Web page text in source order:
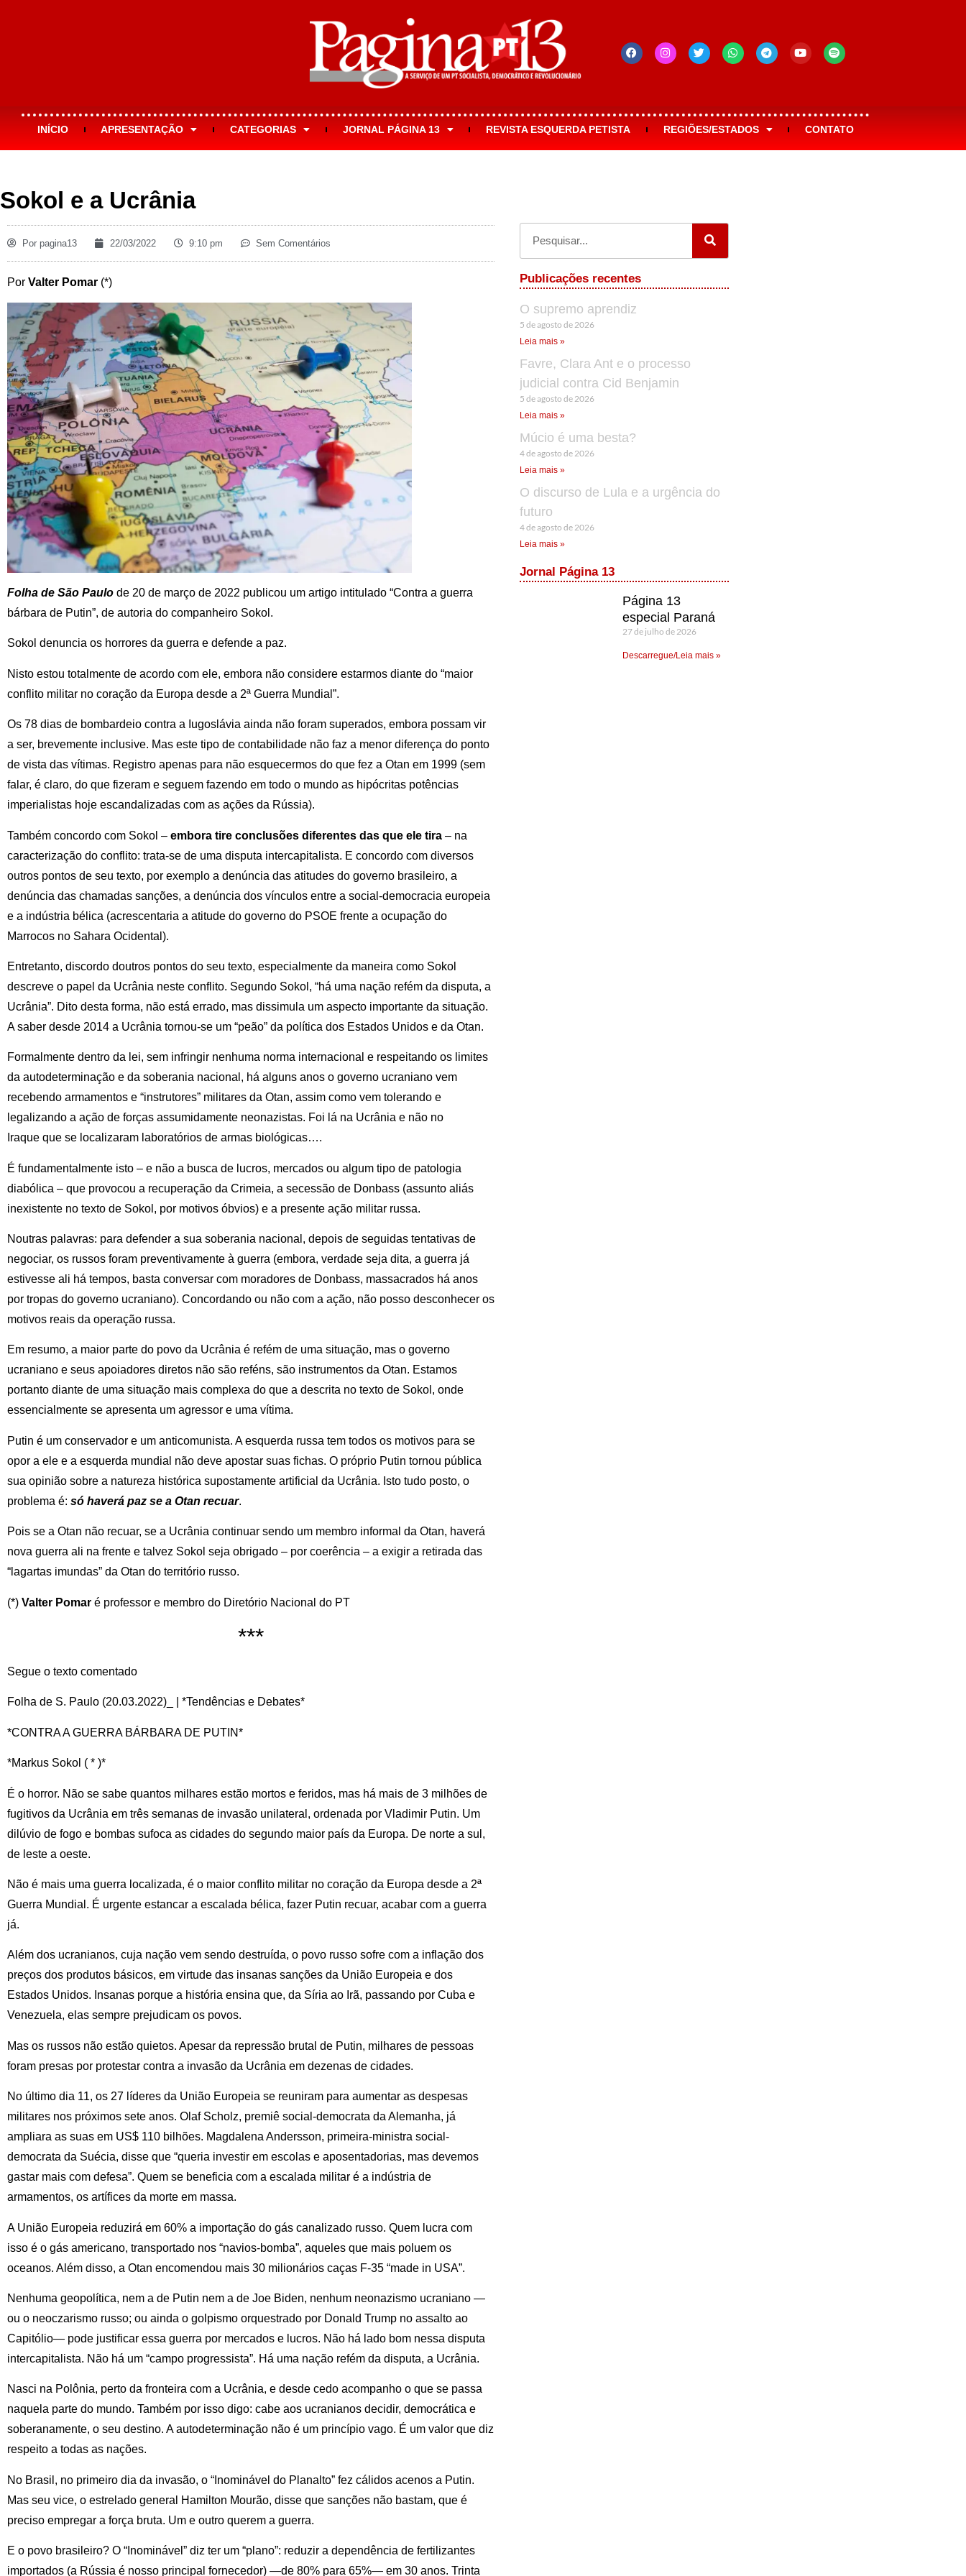
INÍCIO APRESENTAÇÃO CATEGORIAS JORNAL PÁGINA 13 REVISTA ESQUERDA PETISTA REGIÕES/ESTADOS CONTATO
Sokol e a Ucrânia
Por pagina13 22/03/2022 9:10 pm Sem Comentários
Por Valter Pomar (*)
Folha de São Paulo de 20 de março de 2022 publicou um artigo intitulado “Contra a guerra
bárbara de Putin”, de autoria do companheiro Sokol.
Sokol denuncia os horrores da guerra e defende a paz.
Nisto estou totalmente de acordo com ele, embora não considere estarmos diante do “maior
conflito militar no coração da Europa desde a 2ª Guerra Mundial”.
Os 78 dias de bombardeio contra a Iugoslávia ainda não foram superados, embora possam vir
a ser, brevemente inclusive. Mas este tipo de contabilidade não faz a menor diferença do ponto
de vista das vítimas. Registro apenas para não esquecermos do que fez a Otan em 1999 (sem
falar, é claro, do que fizeram e seguem fazendo em todo o mundo as hipócritas potências
imperialistas hoje escandalizadas com as ações da Rússia).
Também concordo com Sokol – embora tire conclusões diferentes das que ele tira – na
caracterização do conflito: trata-se de uma disputa intercapitalista. E concordo com diversos
outros pontos de seu texto, por exemplo a denúncia das atitudes do governo brasileiro, a
denúncia das chamadas sanções, a denúncia dos vínculos entre a social-democracia europeia
e a indústria bélica (acrescentaria a atitude do governo do PSOE frente a ocupação do
Marrocos no Sahara Ocidental).
Entretanto, discordo doutros pontos do seu texto, especialmente da maneira como Sokol
descreve o papel da Ucrânia neste conflito. Segundo Sokol, “há uma nação refém da disputa, a
Ucrânia”. Dito desta forma, não está errado, mas dissimula um aspecto importante da situação.
A saber desde 2014 a Ucrânia tornou-se um “peão” da política dos Estados Unidos e da Otan.
Formalmente dentro da lei, sem infringir nenhuma norma internacional e respeitando os limites
da autodeterminação e da soberania nacional, há alguns anos o governo ucraniano vem
recebendo armamentos e “instrutores” militares da Otan, assim como vem tolerando e
legalizando a ação de forças assumidamente neonazistas. Foi lá na Ucrânia e não no
Iraque que se localizaram laboratórios de armas biológicas….
É fundamentalmente isto – e não a busca de lucros, mercados ou algum tipo de patologia
diabólica – que provocou a recuperação da Crimeia, a secessão de Donbass (assunto aliás
inexistente no texto de Sokol, por motivos óbvios) e a presente ação militar russa.
Noutras palavras: para defender a sua soberania nacional, depois de seguidas tentativas de
negociar, os russos foram preventivamente à guerra (embora, verdade seja dita, a guerra já
estivesse ali há tempos, basta conversar com moradores de Donbass, massacrados há anos
por tropas do governo ucraniano). Concordando ou não com a ação, não posso desconhecer os
motivos reais da operação russa.
Em resumo, a maior parte do povo da Ucrânia é refém de uma situação, mas o governo
ucraniano e seus apoiadores diretos não são reféns, são instrumentos da Otan. Estamos
portanto diante de uma situação mais complexa do que a descrita no texto de Sokol, onde
essencialmente se apresenta um agressor e uma vítima.
Putin é um conservador e um anticomunista. A esquerda russa tem todos os motivos para se
opor a ele e a esquerda mundial não deve apostar suas fichas. O próprio Putin tornou pública
sua opinião sobre a natureza histórica supostamente artificial da Ucrânia. Isto tudo posto, o
problema é: só haverá paz se a Otan recuar.
Pois se a Otan não recuar, se a Ucrânia continuar sendo um membro informal da Otan, haverá
nova guerra ali na frente e talvez Sokol seja obrigado – por coerência – a exigir a retirada das
“lagartas imundas” da Otan do território russo.
(*) Valter Pomar é professor e membro do Diretório Nacional do PT
***
Segue o texto comentado
Folha de S. Paulo (20.03.2022)_ | *Tendências e Debates*
*CONTRA A GUERRA BÁRBARA DE PUTIN*
*Markus Sokol ( * )*
É o horror. Não se sabe quantos milhares estão mortos e feridos, mas há mais de 3 milhões de
fugitivos da Ucrânia em três semanas de invasão unilateral, ordenada por Vladimir Putin. Um
dilúvio de fogo e bombas sufoca as cidades do segundo maior país da Europa. De norte a sul,
de leste a oeste.
Não é mais uma guerra localizada, é o maior conflito militar no coração da Europa desde a 2ª
Guerra Mundial. É urgente estancar a escalada bélica, fazer Putin recuar, acabar com a guerra
já.
Além dos ucranianos, cuja nação vem sendo destruída, o povo russo sofre com a inflação dos
preços dos produtos básicos, em virtude das insanas sanções da União Europeia e dos
Estados Unidos. Insanas porque a história ensina que, da Síria ao Irã, passando por Cuba e
Venezuela, elas sempre prejudicam os povos.
Mas os russos não estão quietos. Apesar da repressão brutal de Putin, milhares de pessoas
foram presas por protestar contra a invasão da Ucrânia em dezenas de cidades.
No último dia 11, os 27 líderes da União Europeia se reuniram para aumentar as despesas
militares nos próximos sete anos. Olaf Scholz, premiê social-democrata da Alemanha, já
ampliara as suas em US$ 110 bilhões. Magdalena Andersson, primeira-ministra social-
democrata da Suécia, disse que “queria investir em escolas e aposentadorias, mas devemos
gastar mais com defesa”. Quem se beneficia com a escalada militar é a indústria de
armamentos, os artífices da morte em massa.
A União Europeia reduzirá em 60% a importação do gás canalizado russo. Quem lucra com
isso é o gás americano, transportado nos “navios-bomba”, aqueles que mais poluem os
oceanos. Além disso, a Otan encomendou mais 30 milionários caças F-35 “made in USA”.
Nenhuma geopolítica, nem a de Putin nem a de Joe Biden, nenhum neonazismo ucraniano —
ou o neoczarismo russo; ou ainda o golpismo orquestrado por Donald Trump no assalto ao
Capitólio— pode justificar essa guerra por mercados e lucros. Não há lado bom nessa disputa
intercapitalista. Não há um “campo progressista”. Há uma nação refém da disputa, a Ucrânia.
Nasci na Polônia, perto da fronteira com a Ucrânia, e desde cedo acompanho o que se passa
naquela parte do mundo. Também por isso digo: cabe aos ucranianos decidir, democrática e
soberanamente, o seu destino. A autodeterminação não é um princípio vago. É um valor que diz
respeito a todas as nações.
No Brasil, no primeiro dia da invasão, o “Inominável do Planalto” fez cálidos acenos a Putin.
Mas seu vice, o estrelado general Hamilton Mourão, disse que sanções não bastam, que é
preciso empregar a força bruta. Um e outro querem a guerra.
E o povo brasileiro? O “Inominável” diz ter um “plano”: reduzir a dependência de fertilizantes
importados (a Rússia é nosso principal fornecedor) —de 80% para 65%— em 30 anos. Trinta
Publicações recentes
O supremo aprendiz
5 de agosto de 2026
Leia mais »
Favre, Clara Ant e o processo
judicial contra Cid Benjamin
5 de agosto de 2026
Leia mais »
Múcio é uma besta?
4 de agosto de 2026
Leia mais »
O discurso de Lula e a urgência do
futuro
4 de agosto de 2026
Leia mais »
Jornal Página 13
Página 13
especial Paraná
27 de julho de 2026
Descarregue/Leia mais »